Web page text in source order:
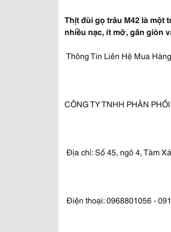
Thịt đùi gọ trâu M42 là
nhiều nạc, ít mỡ, gân giòn
Thông Tin Liên Hệ Mua Hàng
CÔNG TY TNHH PHÂN
Địa chỉ: Số 45, ngõ 4, Tàm
Điện thoại: 0968801056 -